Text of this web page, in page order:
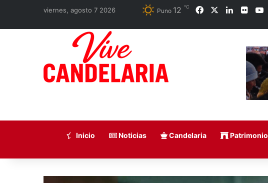
viernes, agosto 7 2026 Puno 12 ℃ Facebook LinkedIn
Flickr
Inicio Noticias Candelaria Patrimonio